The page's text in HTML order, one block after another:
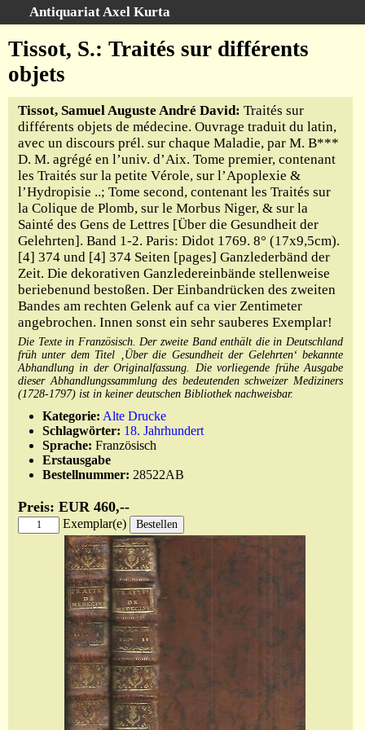
Antiquariat Axel Kurta
Startseite
Suche
Sachgebiete
Schlagwörter
Kataloge
Ankauf
Warenkorb
Anfahrt/Kontakt
Geschäftschronik
Tissot, S.: Traités sur différents
objets
Tissot, Samuel Auguste André David: Traités sur
différents objets de médecine. Ouvrage traduit du latin,
avec un discours prél. sur chaque Maladie, par M. B***
D. M. agrégé en l’univ. d’Aix. Tome premier, contenant
les Traités sur la petite Vérole, sur l’Apoplexie &
l’Hydropisie ..; Tome second, contenant les Traités sur
la Colique de Plomb, sur le Morbus Niger, & sur la
Sainté des Gens de Lettres [Über die Gesundheit der
Gelehrten]. Band 1-2. Paris: Didot 1769. 8° (17x9,5cm).
[4] 374 und [4] 374 Seiten [pages] Ganzlederbänd der
Zeit. Die dekorativen Ganzledereinbände stellenweise
beriebenund bestoßen. Der Einbandrücken des zweiten
Bandes am rechten Gelenk auf ca vier Zentimeter
angebrochen. Innen sonst ein sehr sauberes Exemplar!
Die Texte in Französisch. Der zweite Band enthält die in Deutschland
früh unter dem Titel ‚Über die Gesundheit der Gelehrten‘ bekannte
Abhandlung in der Originalfassung. Die vorliegende frühe Ausgabe
dieser Abhandlungssammlung des bedeutenden schweizer Mediziners
(1728-1797) ist in keiner deutschen Bibliothek nachweisbar.
Kategorie: Alte Drucke
Schlagwörter: 18. Jahrhundert
Sprache: Französisch
Erstausgabe
Bestellnummer: 28522AB
Preis: EUR 460,--
Exemplar(e)